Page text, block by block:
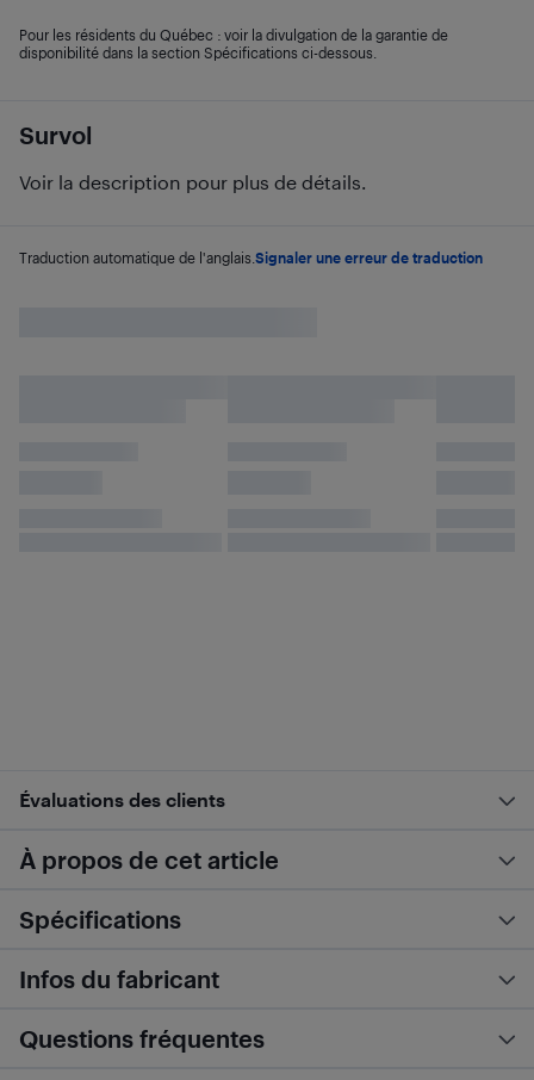
Survol
Voir la description pour plus de détails.
Traduction automatique de l'anglais. Signaler une erreur de traduction
Pour les résidents du Québec : voir la divulgation de la garantie de
disponibilité dans la section Spécifications ci-dessous.
Évaluations des clients
À propos de cet article
Spécifications
Infos du fabricant
Questions fréquentes